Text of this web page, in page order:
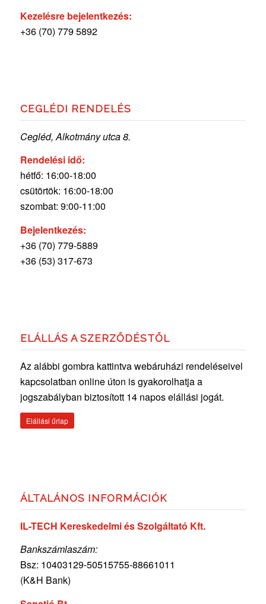
Kezelésre bejelentkezés:
+36 (70) 779 5892
CEGLÉDI RENDELÉS
Cegléd, Alkotmány utca 8.
Rendelési idő:
hétfő: 16:00-18:00
csütörtök: 16:00-18:00
szombat: 9:00-11:00
Bejelentkezés:
+36 (70) 779-5889
+36 (53) 317-673
ELÁLLÁS A SZERZŐDÉSTŐL
Az alábbi gombra kattintva webáruházi rendeléseivel
kapcsolatban online úton is gyakorolhatja a
jogszabályban biztosított 14 napos elállási jogát.
Elállási űrlap
ÁLTALÁNOS INFORMÁCIÓK
IL-TECH Kereskedelmi és Szolgáltató Kft.
Bankszámlaszám:
Bsz: 10403129-50515755-88661011
(K&H Bank)